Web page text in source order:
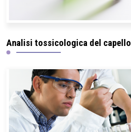
Analisi tossicologica del capello